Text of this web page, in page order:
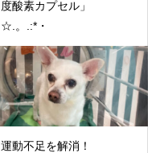
度酸素カプセル」
☆.。.:*・
運動不足を解消！